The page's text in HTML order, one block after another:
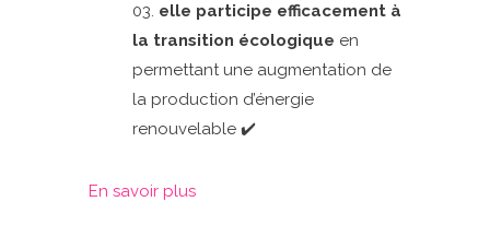
elle participe efficacement à
la transition écologique en
permettant une augmentation de
la production d’énergie
renouvelable ✔️
En savoir plus